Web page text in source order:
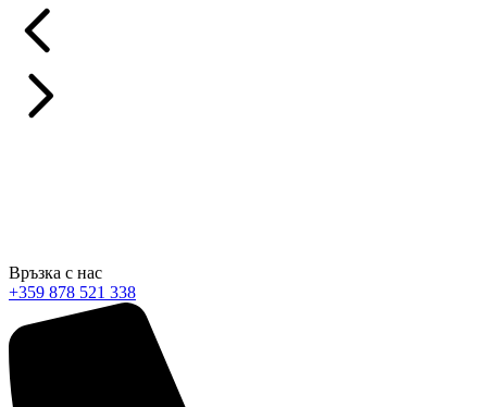
Връзка с нас
+359 878 521 338